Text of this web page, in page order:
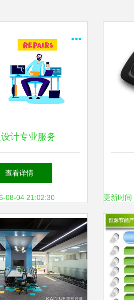
计专业服务
查看详情
08-04 21:02:30 更新时